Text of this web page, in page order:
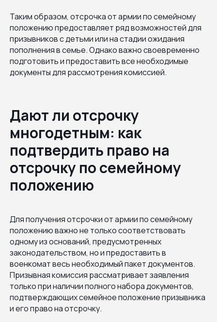
Таким образом, отсрочка от армии по семейному
положению предоставляет ряд возможностей для
призывников с детьми или на стадии ожидания
пополнения в семье. Однако важно своевременно
подготовить и предоставить все необходимые
документы для рассмотрения комиссией.
Дают ли отсрочку
многодетным: как
подтвердить право на
отсрочку по семейному
положению
Для получения отсрочки от армии по семейному
положению важно не только соответствовать
одному из оснований, предусмотренных
законодательством, но и предоставить в
военкомат весь необходимый пакет документов.
Призывная комиссия рассматривает заявления
только при наличии полного набора документов,
подтверждающих семейное положение призывника
и его право на отсрочку.